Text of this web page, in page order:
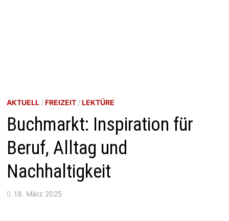
AKTUELL/FREIZEIT/LEKTÜRE
Buchmarkt: Inspiration für
Beruf, Alltag und
Nachhaltigkeit
18. März 2025